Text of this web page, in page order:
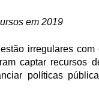
em 2019
irregulares com
captar recursos
políticas